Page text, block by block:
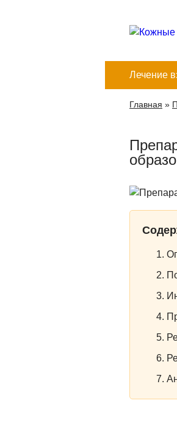
Лечение
Главная »